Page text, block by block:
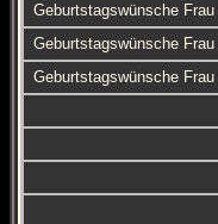
Geburtstagswünsche Frau
Geburtstagswünsche Frau
Geburtstagswünsche Frau